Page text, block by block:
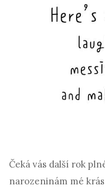
Čeká vás další rok
narozeninám mé